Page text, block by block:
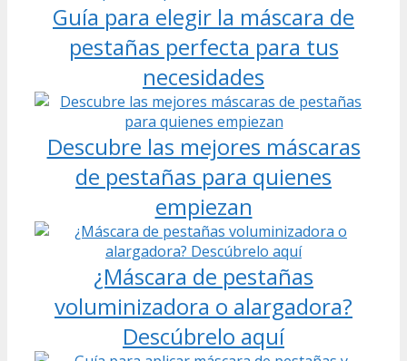
Guía para elegir la máscara de
pestañas perfecta para tus
necesidades
Descubre las mejores máscaras
de pestañas para quienes
empiezan
¿Máscara de pestañas
voluminizadora o alargadora?
Descúbrelo aquí